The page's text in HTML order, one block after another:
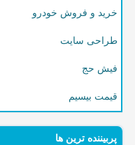
خرید و فروش خودرو
طراحی سایت
فیش حج
قیمت بیسیم
پربیننده ترین ها